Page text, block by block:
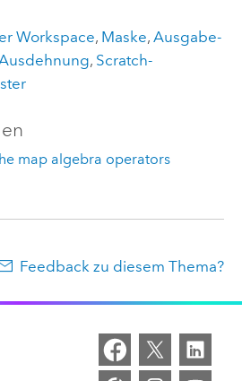
Workspace, Maske, Ausgabe-
, Scratch-
map algebra operators
Feedback zu diesem Thema?